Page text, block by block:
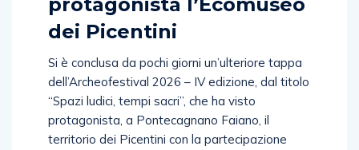
dei Picentini
dell’Archeofestival 2026 – IV edizione, dal titolo
“Spazi ludici, tempi sacri”, che ha visto
protagonista, a Pontecagnano Faiano, il
territorio dei Picentini con la partecipazione
dell’Ecomuseo dei Picentini – Le terre della